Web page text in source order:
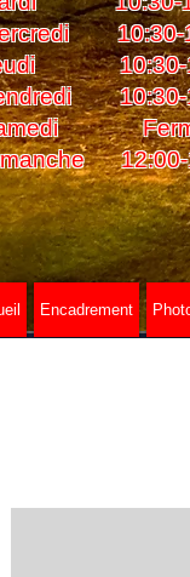
10:30-
10:30-
10:30-
12:00-
Encadrement